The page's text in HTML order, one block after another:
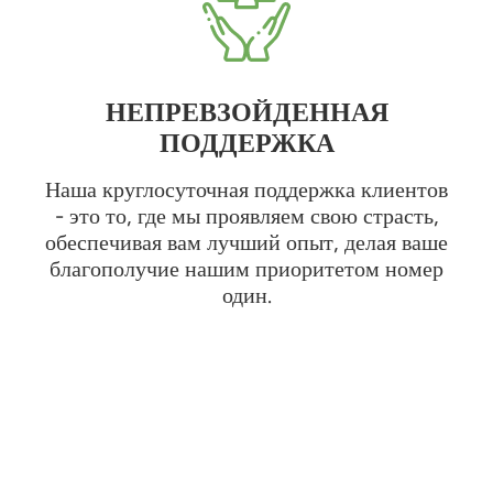
НЕПРЕВЗОЙДЕННАЯ
ПОДДЕРЖКА
Наша круглосуточная поддержка клиентов
- это то, где мы проявляем свою страсть,
обеспечивая вам лучший опыт, делая ваше
благополучие нашим приоритетом номер
один.